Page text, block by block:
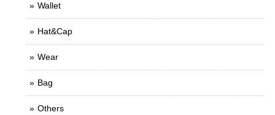
Wallet
Hat&Cap
Wear
Bag
Others